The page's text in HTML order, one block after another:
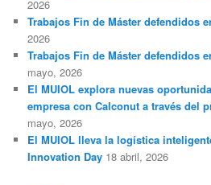
2026
Trabajos Fin de Máster defendidos
2026
Trabajos Fin de Máster defendidos
mayo, 2026
El MUIOL explora nuevas
empresa con Calconut a través del
mayo, 2026
El MUIOL lleva la logística
Innovation Day 18 abril, 2026